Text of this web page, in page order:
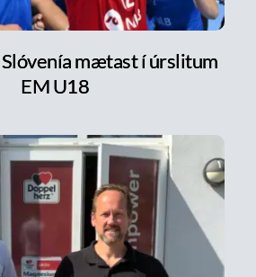
Slóvenía mætast í úrslitum
EM U18